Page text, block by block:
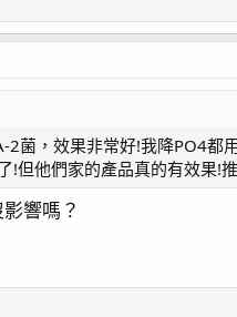
2菌，效果非常好!我降PO4
!但他們家的產品真的有效果!
響嗎？